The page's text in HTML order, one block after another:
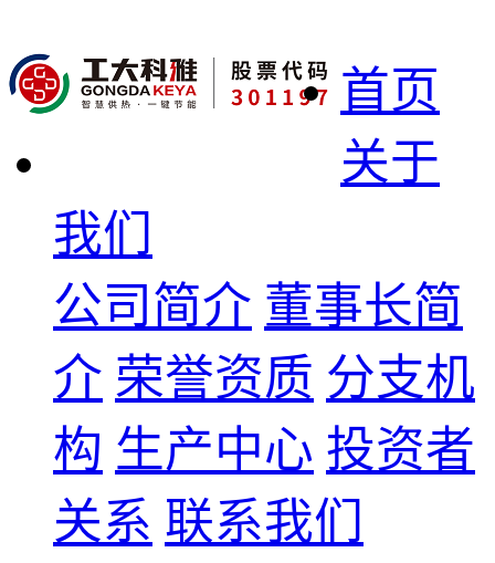
首页
关于
我们
公司简介 董事长简
介 荣誉资质 分支机
构 生产中心 投资者
关系 联系我们